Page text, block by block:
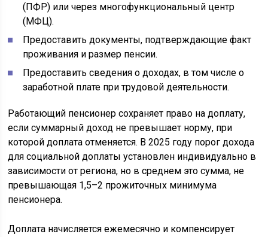
(ПФР) или через многофункциональный центр
(МФЦ).
Предоставить документы, подтверждающие факт
проживания и размер пенсии.
Предоставить сведения о доходах, в том числе о
заработной плате при трудовой деятельности.
Работающий пенсионер сохраняет право на доплату,
если суммарный доход не превышает норму, при
которой доплата отменяется. В 2025 году порог дохода
для социальной доплаты установлен индивидуально в
зависимости от региона, но в среднем это сумма, не
превышающая 1,5–2 прожиточных минимума
пенсионера.
Доплата начисляется ежемесячно и компенсирует